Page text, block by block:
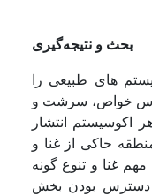
بحث و نتیجه‌گیری
های طبیعی را
خواص، سرشت و
انتشار
در منطقه حاکی از غنا و
مهم غنا و تنوع گونه
دسترس بودن بخش